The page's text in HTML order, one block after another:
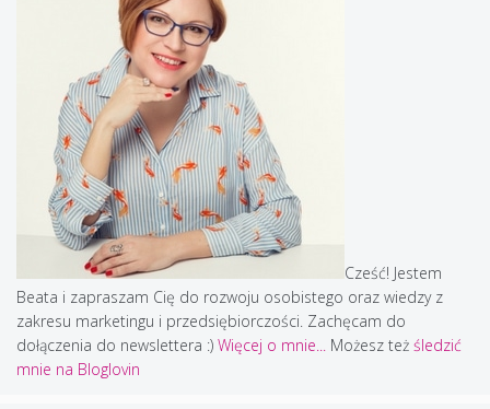
Cześć! Jestem
Beata i zapraszam Cię do rozwoju osobistego oraz wiedzy z
zakresu marketingu i przedsiębiorczości. Zachęcam do
dołączenia do newslettera :) Więcej o mnie... Możesz też śledzić
mnie na Bloglovin